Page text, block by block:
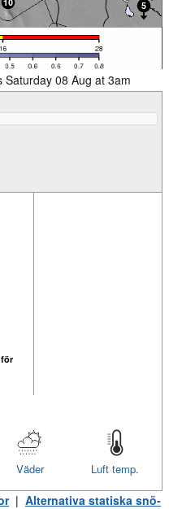
Saturday 08 Aug at 3am
Luft temp.
Väder
| Alternativa statiska snö-